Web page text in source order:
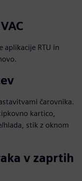
aplikacije RTU in
čarovnika.
kartico,
stik z oknom
v zaprtih